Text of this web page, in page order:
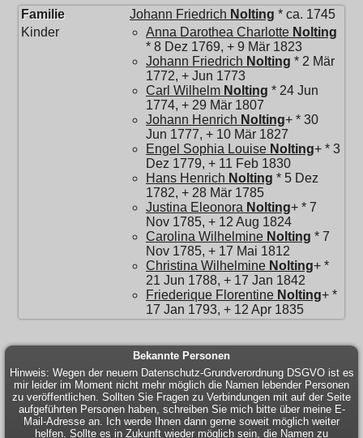
Familie Johann Friedrich Nolting * ca. 1745
Kinder
Anna Darothea Charlotte Nolting
* 8 Dez 1769, + 9 Mär 1823
Johann Friedrich Nolting * 2 Mär
1772, + Jun 1773
Carl Wilhelm Nolting * 24 Jun
1774, + 29 Mär 1807
Johann Henrich Nolting+ * 30
Jun 1777, + 10 Mär 1827
Engel Sophia Louise Nolting+ * 3
Dez 1779, + 11 Feb 1830
Hans Henrich Nolting * 5 Dez
1782, + 28 Mär 1785
Justina Eleonora Nolting+ * 7
Nov 1785, + 12 Aug 1824
Carolina Wilhelmine Nolting * 7
Nov 1785, + 17 Mai 1812
Christina Wilhelmine Nolting+ *
21 Jun 1788, + 17 Jan 1842
Friederique Florentine Nolting+ *
17 Jan 1793, + 12 Apr 1835
Bekannte Personen
Hinweis: Wegen der neuern Datenschutz-Grundverordnung DSGVO ist es
mir leider im Moment nicht mehr möglich die Namen lebender Personen
zu veröffentlichen. Sollten Sie Fragen zu Verbindungen mit auf der Seite
aufgeführten Personen haben, schreiben Sie mich bitte über meine E-
Mail-Adresse an. Ich werde Ihnen dann gerne soweit möglich weiter
helfen. Sollte es in Zukunft wieder möglich sein, die Namen zu